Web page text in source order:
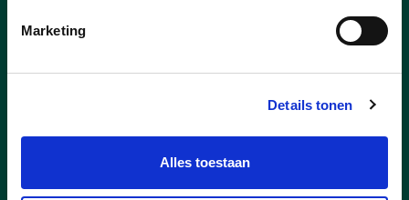
Marketing
Details tonen
Alles toestaan
“Lokaal Signaal” voor sterk
sociaal beleid
Roeselare is één van de acht gemeenten
die deelnemen aanLokaal Signaal, een